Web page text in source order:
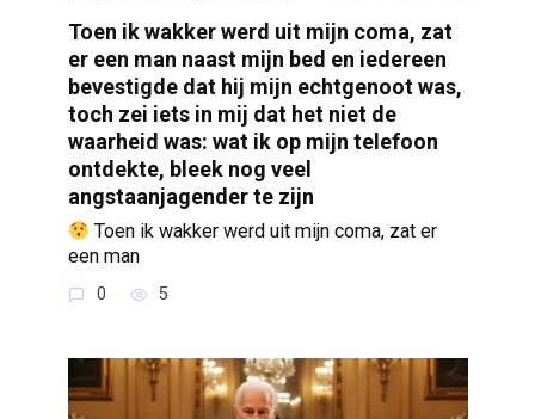
Toen ik wakker werd uit mijn coma, zat
er een man naast mijn bed en iedereen
bevestigde dat hij mijn echtgenoot was,
toch zei iets in mij dat het niet de
waarheid was: wat ik op mijn telefoon
ontdekte, bleek nog veel
angstaanjagender te zijn
Toen ik wakker werd uit mijn coma, zat er
een man
0 5